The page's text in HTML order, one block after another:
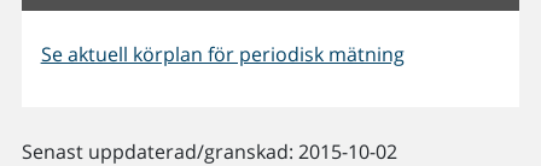
Se aktuell körplan för periodisk mätning
Senast uppdaterad/granskad: 2015-10-02